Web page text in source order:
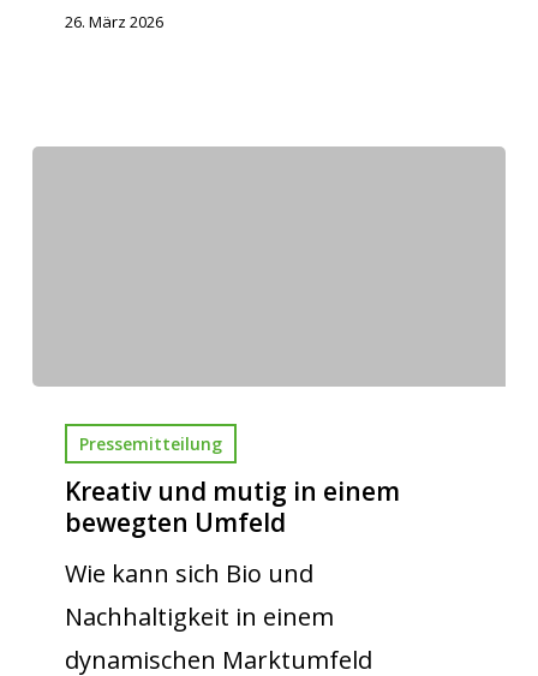
26. März 2026
Pressemitteilung
Kreativ und mutig in einem
bewegten Umfeld
Wie kann sich Bio und
Nachhaltigkeit in einem
dynamischen Marktumfeld